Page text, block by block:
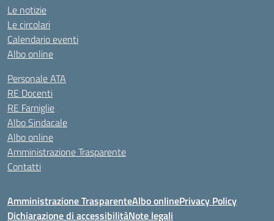
Le notizie
Le circolari
Calendario eventi
Albo online
Personale ATA
RE Docenti
RE Famiglie
Albo Sindacale
Albo online
Amministrazione Trasparente
Contatti
Amministrazione TrasparenteAlbo onlinePrivacy Policy
Dichiarazione di accessibilitàNote legali